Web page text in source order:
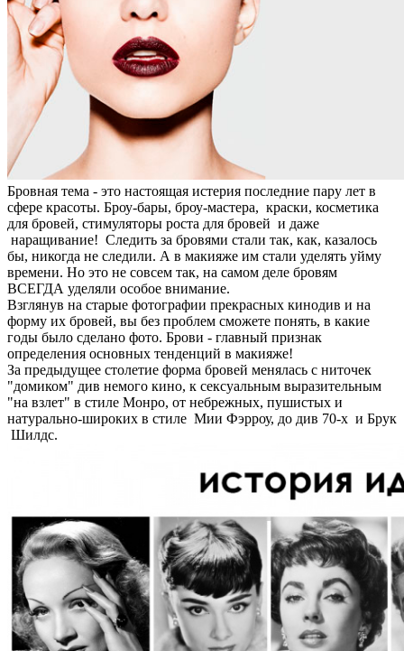
Бровная тема - это настоящая истерия последние пару лет в
сфере красоты. Броу-бары, броу-мастера, краски, косметика
для бровей, стимуляторы роста для бровей и даже
наращивание! Следить за бровями стали так, как, казалось
бы, никогда не следили. А в макияже им стали уделять уйму
времени. Но это не совсем так, на самом деле бровям
ВСЕГДА уделяли особое внимание.
Взглянув на старые фотографии прекрасных кинодив и на
форму их бровей, вы без проблем сможете понять, в какие
годы было сделано фото. Брови - главный признак
определения основных тенденций в макияже!
За предыдущее столетие форма бровей менялась с ниточек
"домиком" див немого кино, к сексуальным выразительным
"на взлет" в стиле Монро, от небрежных, пушистых и
натурально-широких в стиле Мии Фэрроу, до див 70-х и Брук
Шилдс.